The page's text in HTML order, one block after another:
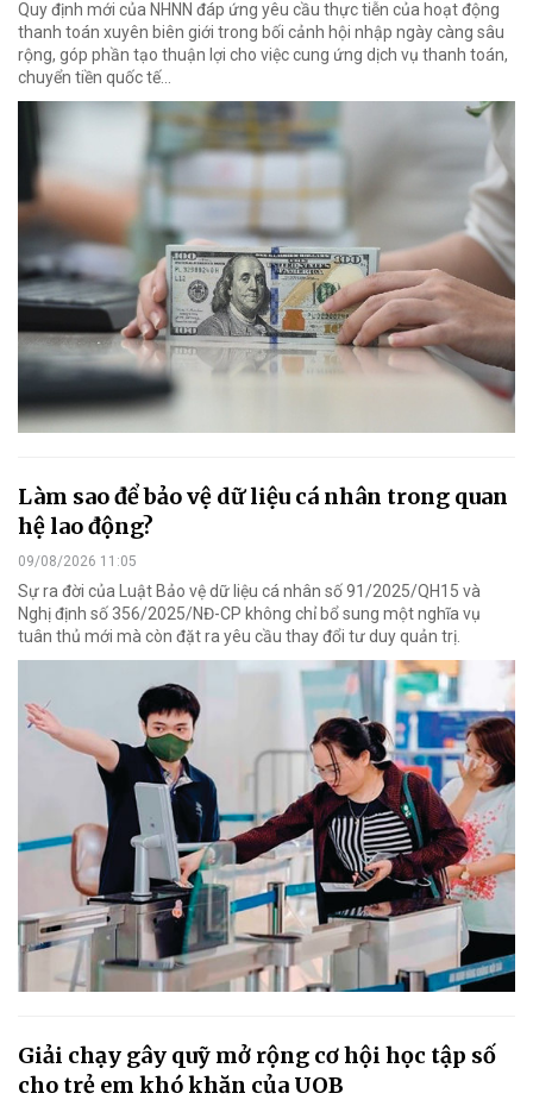
Quy định mới của NHNN đáp ứng yêu cầu thực tiễn của hoạt động
thanh toán xuyên biên giới trong bối cảnh hội nhập ngày càng sâu
rộng, góp phần tạo thuận lợi cho việc cung ứng dịch vụ thanh toán,
chuyển tiền quốc tế...
Làm sao để bảo vệ dữ liệu cá nhân trong quan
hệ lao động?
09/08/2026 11:05
Sự ra đời của Luật Bảo vệ dữ liệu cá nhân số 91/2025/QH15 và
Nghị định số 356/2025/NĐ-CP không chỉ bổ sung một nghĩa vụ
tuân thủ mới mà còn đặt ra yêu cầu thay đổi tư duy quản trị.
Giải chạy gây quỹ mở rộng cơ hội học tập số
cho trẻ em khó khăn của UOB